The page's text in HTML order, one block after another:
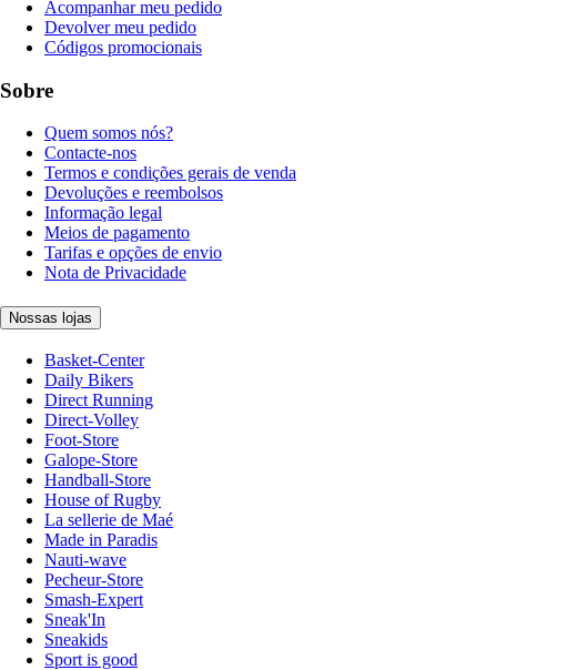
Acompanhar meu pedido
Devolver meu pedido
Códigos promocionais
Sobre
Quem somos nós?
Contacte-nos
Termos e condições gerais de venda
Devoluções e reembolsos
Informação legal
Meios de pagamento
Tarifas e opções de envio
Nota de Privacidade
Nossas lojas
Basket-Center
Daily Bikers
Direct Running
Direct-Volley
Foot-Store
Galope-Store
Handball-Store
House of Rugby
La sellerie de Maé
Made in Paradis
Nauti-wave
Pecheur-Store
Smash-Expert
Sneak'In
Sneakids
Sport is good